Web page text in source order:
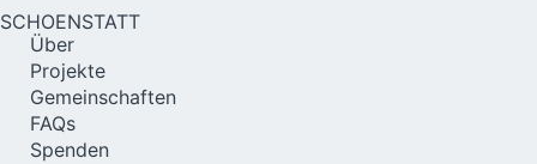
SCHOENSTATT
Über
Projekte
Gemeinschaften
FAQs
Spenden